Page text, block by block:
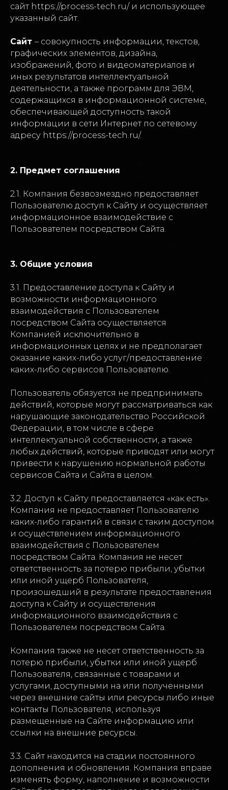
сайт https://process-tech.ru/ и использующее
указанный сайт.
Сайт – совокупность информации, текстов,
графических элементов, дизайна,
изображений, фото и видеоматериалов и
иных результатов интеллектуальной
деятельности, а также программ для ЭВМ,
содержащихся в информационной системе,
обеспечивающей доступность такой
информации в сети Интернет по сетевому
адресу https://process-tech.ru/.
2. Предмет соглашения
2.1. Компания безвозмездно предоставляет
Пользователю доступ к Сайту и осуществляет
информационное взаимодействие с
Пользователем посредством Сайта.
3. Общие условия
3.1. Предоставление доступа к Сайту и
возможности информационного
взаимодействия с Пользователем
посредством Сайта осуществляется
Компанией исключительно в
информационных целях и не предполагает
оказание каких-либо услуг/предоставление
каких-либо сервисов Пользователю.
Пользователь обязуется не предпринимать
действий, которые могут рассматриваться как
нарушающие законодательство Российской
Федерации, в том числе в сфере
интеллектуальной собственности, а также
любых действий, которые приводят или могут
привести к нарушению нормальной работы
сервисов Сайта и Сайта в целом.
3.2. Доступ к Сайту предоставляется «как есть».
Компания не предоставляет Пользователю
каких-либо гарантий в связи с таким доступом
и осуществлением информационного
взаимодействия с Пользователем
посредством Сайта. Компания не несет
ответственность за потерю прибыли, убытки
или иной ущерб Пользователя,
произошедший в результате предоставления
доступа к Сайту и осуществления
информационного взаимодействия с
Пользователем посредством Сайта.
Компания также не несет ответственность за
потерю прибыли, убытки или иной ущерб
Пользователя, связанные с товарами и
услугами, доступными на или полученными
через внешние сайты или ресурсы либо иные
контакты Пользователя, используя
размещенные на Сайте информацию или
ссылки на внешние ресурсы.
3.3. Сайт находится на стадии постоянного
дополнения и обновления. Компания вправе
изменять форму, наполнение и возможности